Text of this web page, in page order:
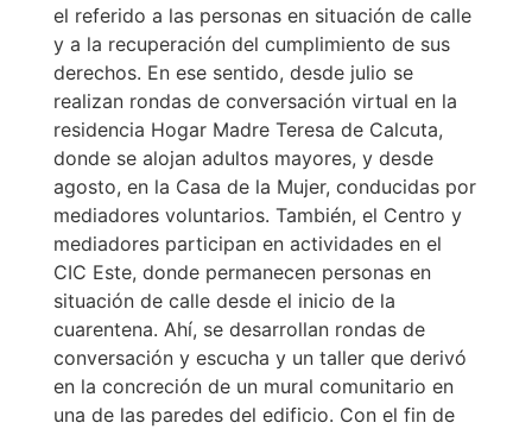
el referido a las personas en situación de calle
y a la recuperación del cumplimiento de sus
derechos. En ese sentido, desde julio se
realizan rondas de conversación virtual en la
residencia Hogar Madre Teresa de Calcuta,
donde se alojan adultos mayores, y desde
agosto, en la Casa de la Mujer, conducidas por
mediadores voluntarios. También, el Centro y
mediadores participan en actividades en el
CIC Este, donde permanecen personas en
situación de calle desde el inicio de la
cuarentena. Ahí, se desarrollan rondas de
conversación y escucha y un taller que derivó
en la concreción de un mural comunitario en
una de las paredes del edificio. Con el fin de